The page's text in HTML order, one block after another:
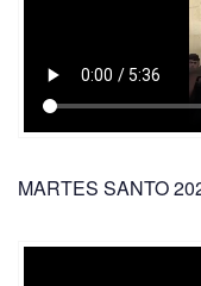
MARTES SANTO